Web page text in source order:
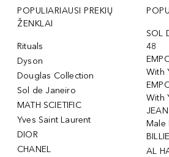
POPULIARIAUSI PREKIŲ
ŽENKLAI
Rituals
Dyson
Douglas Collection
Sol de Janeiro
MATH SCIETIFIC
Yves Saint Laurent
DIOR
CHANEL
SOL
48
With
With
Male
AL